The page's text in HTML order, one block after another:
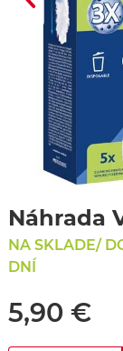
Náhrada
NA SKLADE/
DNÍ
5,90 €